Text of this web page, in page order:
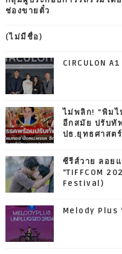
ช่องขายตั๋ว
(ไม่มีชื่อ)
CIRCULON
ไม่พลิก! "พิมไ
อีกสมัย ปรับทั
ปธ.ยุทธศาสต
ซีรีส์วาย ลอย
"TIFFCOM
Festival)
Melody Plus